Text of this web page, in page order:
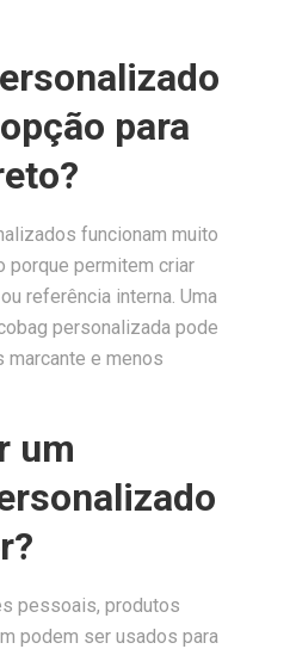
para
funcionam muito
porque permitem criar
referência interna. Uma
personalizada pode
marcante e menos
um
pessoais, produtos
podem ser usados para